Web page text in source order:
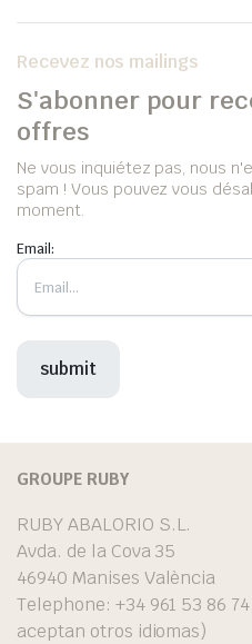
Recevez nos mailings
S'abonner pour
offres
Ne vous inquiétez pas, nous
spam ! Vous pouvez vous
moment.
Email:
GROUPE RUBY
RUBY ABALORIO S.L.
Avda. de la Cova 35
46940 Manises València
Telephone: +34 961 53 86
aceptan otros idiomas)